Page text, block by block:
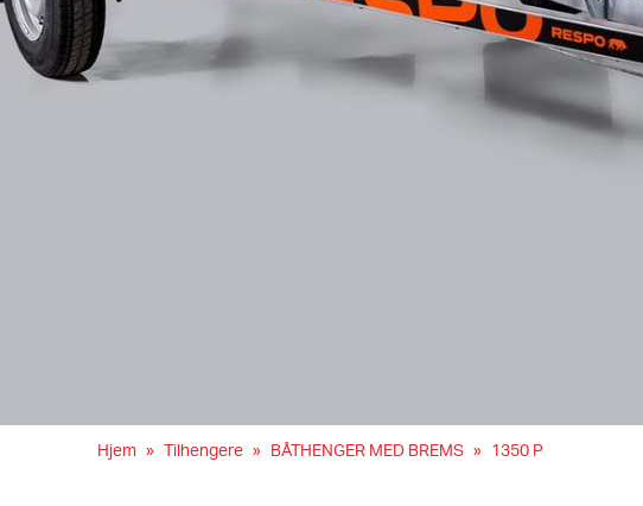
Hjem Tilhengere BÅTHENGER MED BREMS 1350 P